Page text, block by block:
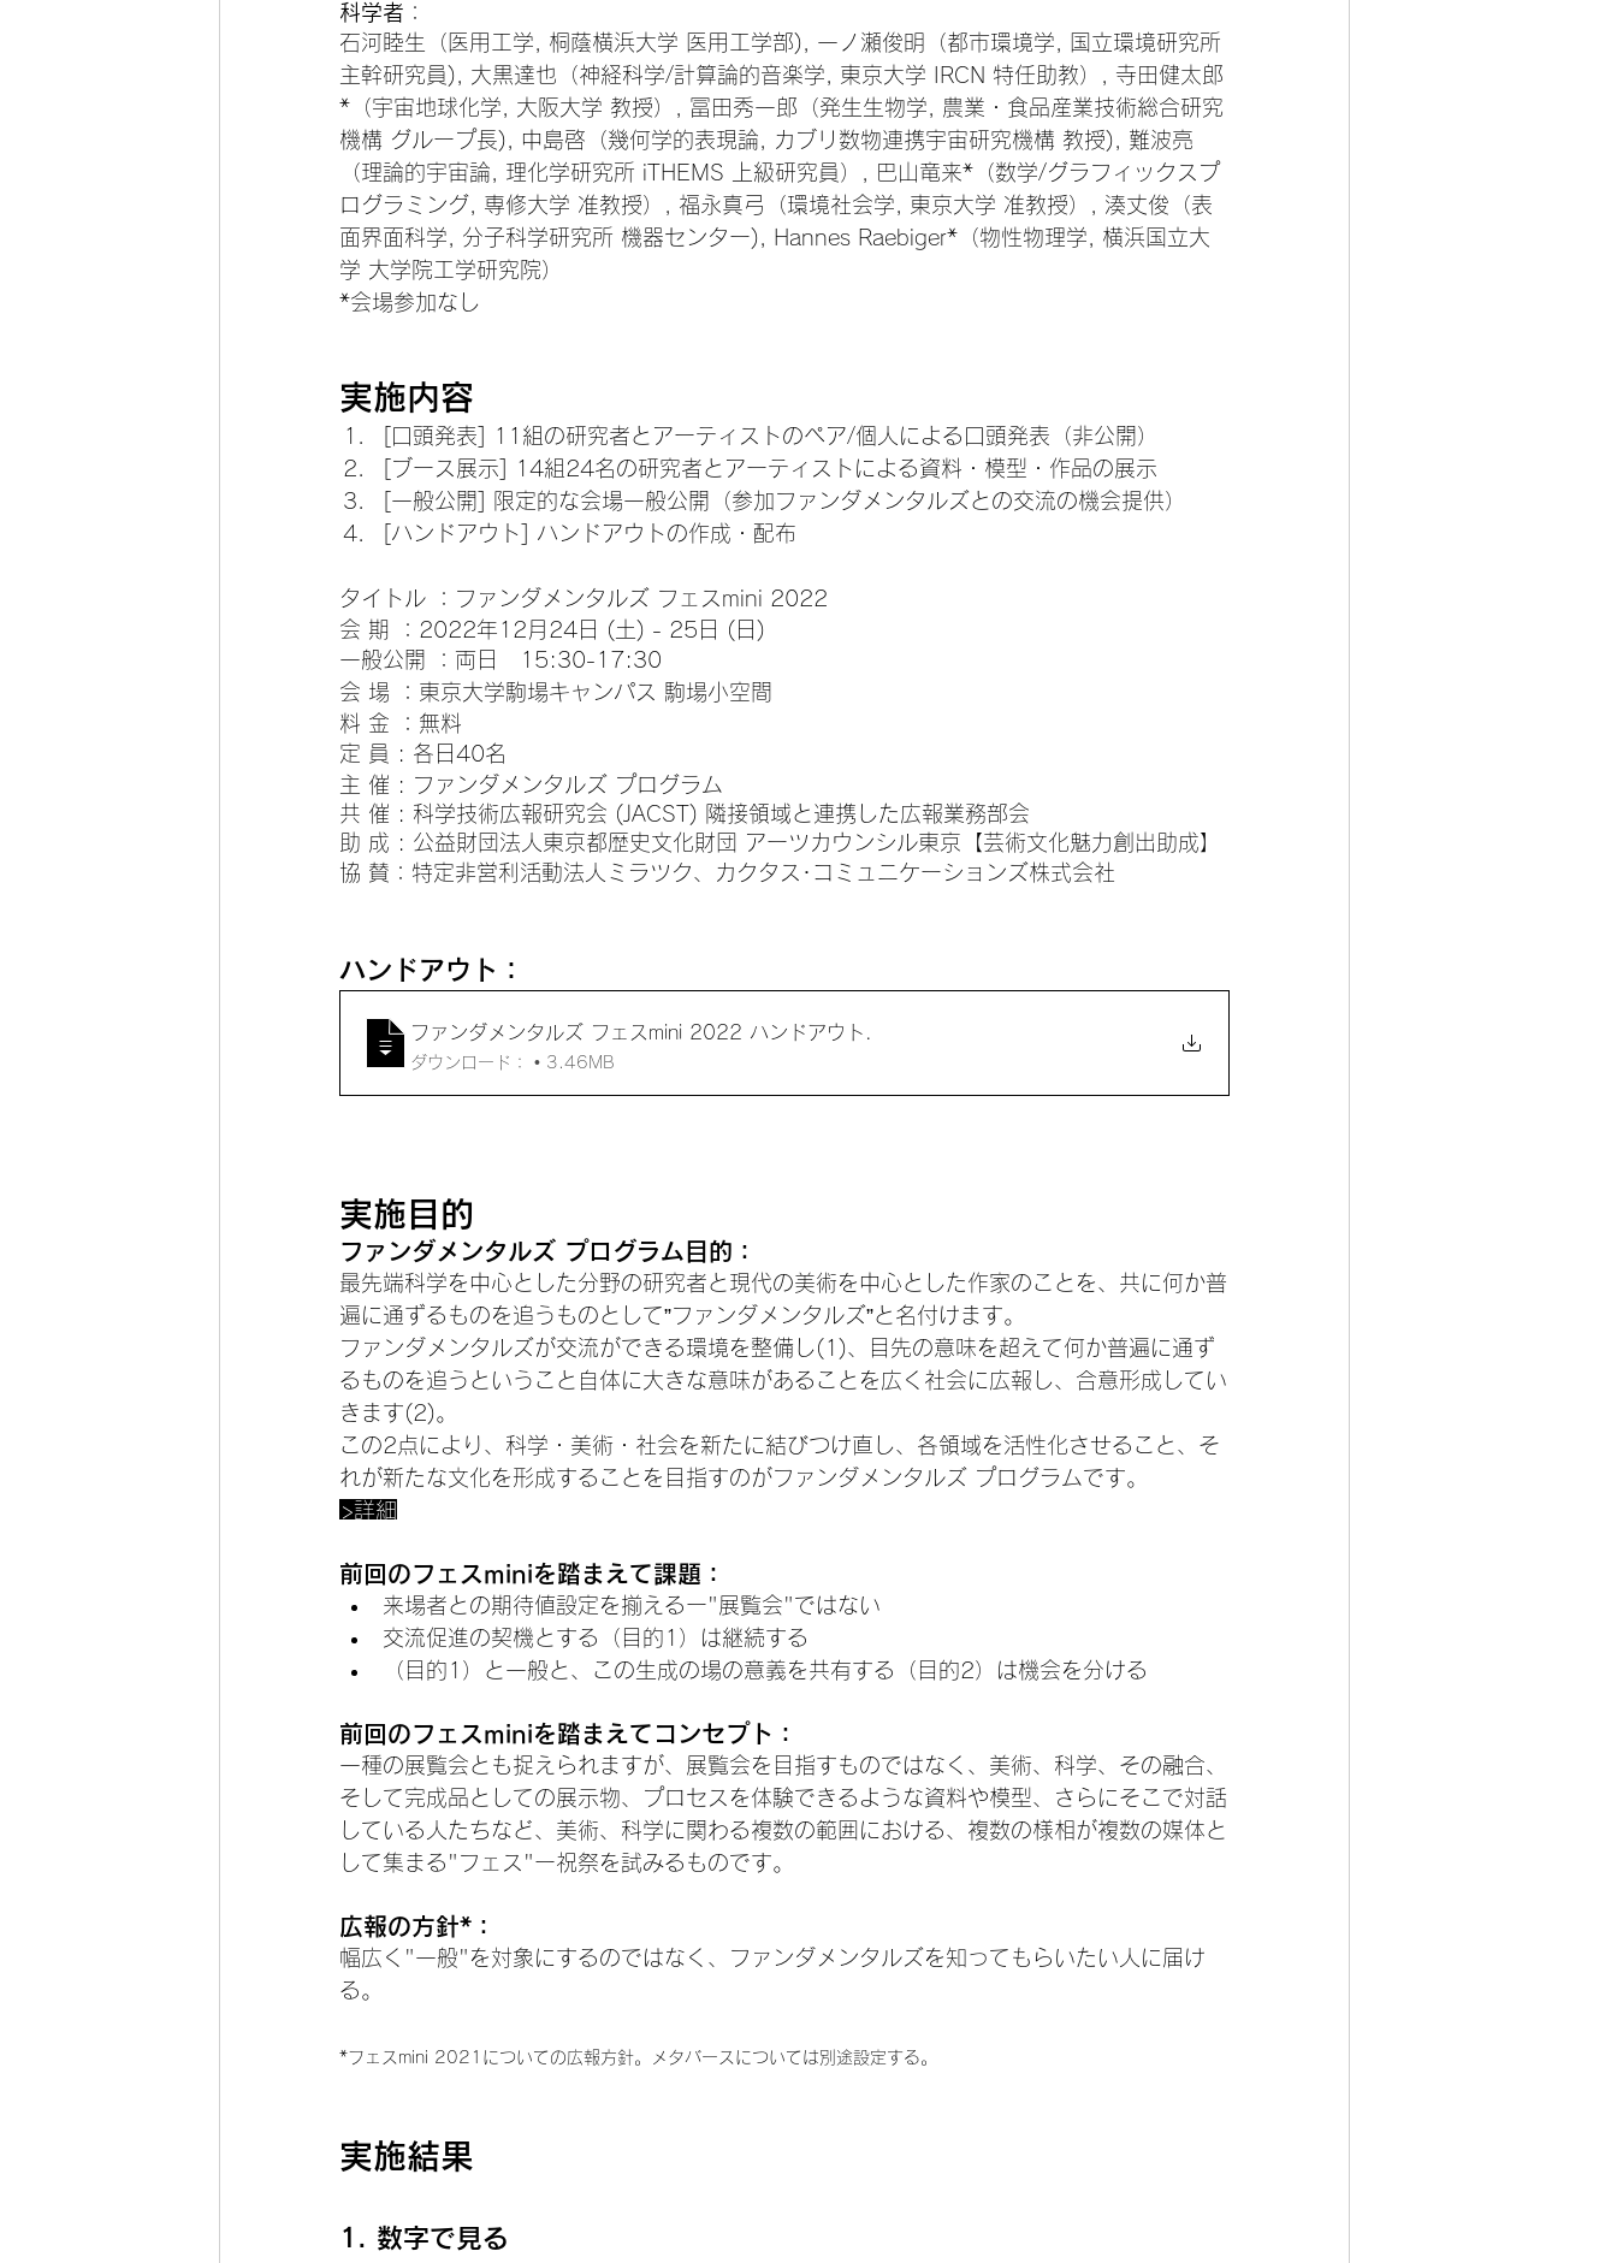
科学者 ：
石河睦生（医用工学, 桐蔭横浜大学 医用工学部), 一ノ瀬俊明（都市環境学, 国立環境研究所
主幹研究員), 大黒達也（神経科学/計算論的音楽学, 東京大学 IRCN 特任助教）, 寺田健太郎
*（宇宙地球化学, 大阪大学 教授）, 冨田秀一郎（発生生物学, 農業・食品産業技術総合研究
機構 グループ長), 中島啓（幾何学的表現論, カブリ数物連携宇宙研究機構 教授), 難波亮
（理論的宇宙論, 理化学研究所 iTHEMS 上級研究員）, 巴山竜来*（数学/グラフィックスプ
ログラミング, 専修大学 准教授）, 福永真弓（環境社会学, 東京大学 准教授）, 湊丈俊（表
面界面科学, 分子科学研究所 機器センター), Hannes Raebiger*（物性物理学, 横浜国立大
学 大学院工学研究院）
*会場参加なし
実施内容
[口頭発表] 11組の研究者とアーティストのペア/個人による口頭発表（非公開）
[ブース展示] 14組24名の研究者とアーティストによる資料・模型・作品の展示
[一般公開] 限定的な会場一般公開（参加ファンダメンタルズとの交流の機会提供）
[ハンドアウト] ハンドアウトの作成・配布
タイトル ：ファンダメンタルズ フェスmini 2022
会 期 ：2022年12月24日 (土) - 25日 (日)
一般公開 ： 両日　15:30-17:30
会 場 ： 東京大学駒場キャンパス 駒場小空間
料 金 ：無料
定 員 : 各日40名
主 催 : ファンダメンタルズ プログラム
共 催 : 科学技術広報研究会 (JACST) 隣接領域と連携した広報業務部会
助 成 : 公益財団法人東京都歴史文化財団 アーツカウンシル東京【芸術文化魅力創出助成】
協 賛：特定非営利活動法人ミラツク、カクタス･コミュニケーションズ株式会社
ハンドアウト：
ファンダメンタルズ フェスmini 2022 ハンドアウト .
ダウンロード： • 3.46MB
実施目的
ファンダメンタルズ プログラム目的：
最先端科学を中心とした分野の研究者と現代の美術を中心とした作家のことを、共に何か普
遍に通ずるものを追うものとして”ファンダメンタルズ”と名付けます。
ファンダメンタルズが交流ができる環境を整備し(1)、目先の意味を超えて何か普遍に通ず
るものを追うということ自体に大きな意味があることを広く社会に広報し、合意形成してい
きます(2)。
この2点により、科学・美術・社会を新たに結びつけ直し、各領域を活性化させること、そ
れが新たな文化を形成することを目指すのがファンダメンタルズ プログラムです。
>詳細
前回のフェスminiを踏まえて課題：
来場者との期待値設定を揃えるー"展覧会"ではない
交流促進の契機とする（目的1）は継続する
（目的1）と一般と、この生成の場の意義を共有する（目的2）は機会を分ける
前回のフェスminiを踏まえてコンセプト：
一種の展覧会とも捉えられますが、展覧会を目指すものではなく、美術、科学、その融合、
そして完成品としての展示物、プロセスを体験できるような資料や模型、さらにそこで対話
している人たちなど、美術、科学に関わる複数の範囲における、複数の様相が複数の媒体と
して集まる"フェス"ー祝祭を試みるものです。
広報の方針*：
幅広く"一般"を対象にするのではなく、ファンダメンタルズを知ってもらいたい人に届け
る。
*フェスmini 2021についての広報方針。メタバースについては別途設定する。
実施結果
1. 数字で見る